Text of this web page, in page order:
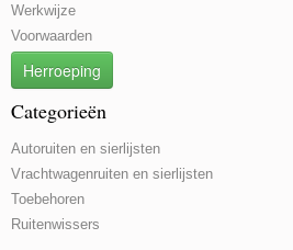
Werkwijze
Voorwaarden
Herroeping
Categorieën
Autoruiten en sierlijsten
Vrachtwagenruiten en sierlijsten
Toebehoren
Ruitenwissers